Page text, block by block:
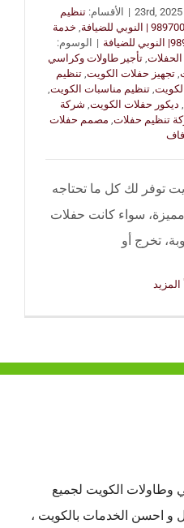
| الأقسام: تنظيم
خدمة
| الوسوم:
تأجير طاولات وكراسي
,تجهيز حفلات الكويت ,تنظيم
,تنظيم مناسبات الكويت
ديكور حفلات الكويت شركة
تنظيم حفلات مصمم حفلات
توفر لك كل ما تحتاجه
سواء كانت حفلات
تخرج أو
وطاولات الكويت لجميع
و احسن الخدمات بالكويت ،